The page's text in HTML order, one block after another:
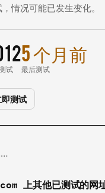
情况可能已发生变化。
试
5 个月前
最后测试
测试
上其他已测试的网